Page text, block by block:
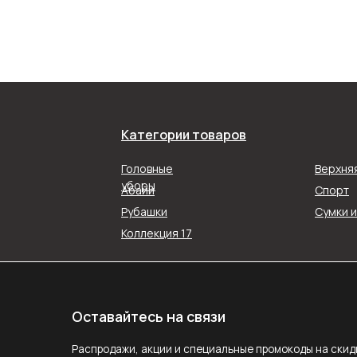
Категории товаров
Головные
уборы
Абайи
Рубашки
Коллекция 17
Спорт
Сумки
Оставайтесь на связи
рассылках. Подписывайтесь!
Подписываясь на рассылку, вы соглашаетесь с
Telegram
E-mail
MAX